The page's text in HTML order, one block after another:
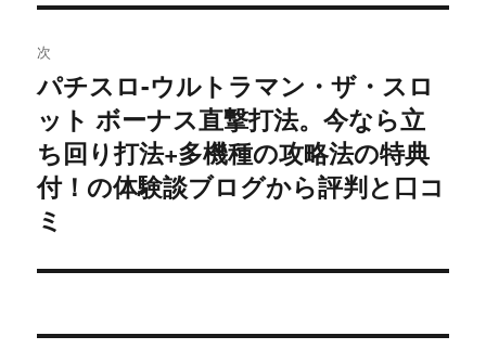
ョ
ン
次
次
の
投
稿:
パチスロ-ウルトラマン・ザ・スロ
ット ボーナス直撃打法。今なら立
ち回り打法+多機種の攻略法の特典
付！の体験談ブログから評判と口コ
ミ